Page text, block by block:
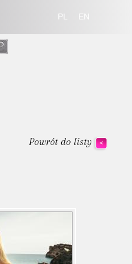
PL EN
Powrót do listy <